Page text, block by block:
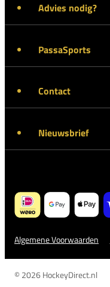
Advies nodig?
PassaSports
Contact
Nieuwsbrief
Algemene Voorwaarden
© 2026 HockeyDirect.nl